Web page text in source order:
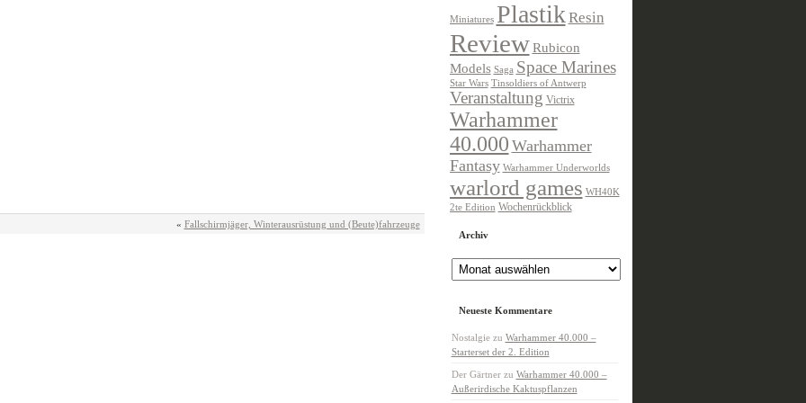
« Fallschirmjäger, Winterausrüstung und (Beute)fahrzeuge
Miniatures Plastik Resin
Review Rubicon
Models Saga Space Marines
Star Wars Tinsoldiers of Antwerp
Veranstaltung Victrix
Warhammer
40.000 Warhammer
Fantasy Warhammer Underworlds
warlord games WH40K
2te Edition Wochenrückblick
Archiv
Neueste Kommentare
Nostalgiezu Warhammer 40.000 –
Starterset der 2. Edition
Der Gärtnerzu Warhammer 40.000 –
Außerirdische Kaktuspflanzen